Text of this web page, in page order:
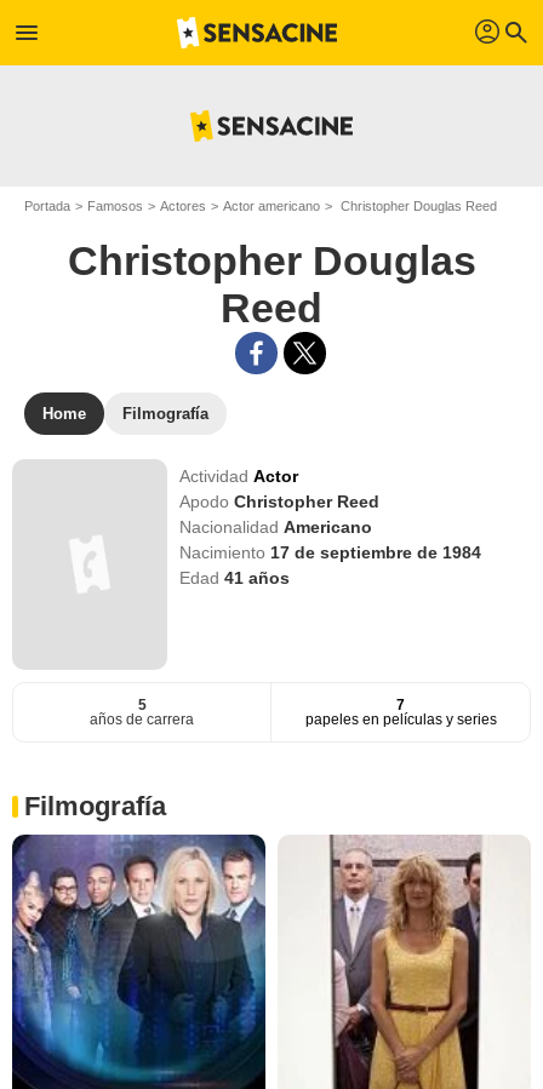
menu profil search
Portada Famosos Actores Actor americano Christopher Douglas Reed
Christopher Douglas
Reed
Home Filmografía
ActividadActor
ApodoChristopher Reed
NacionalidadAmericano
Nacimiento 17 de septiembre de 1984
Edad41 años
5
años de carrera
7
papeles en películas y series
Filmografía